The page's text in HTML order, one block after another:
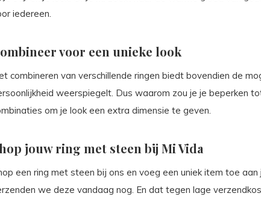
iedereen.
voor een unieke look
combineren van verschillende ringen biedt bovendien de
weerspiegelt. Dus waarom zou je je beperken
om je look een extra dimensie te geven.
jouw ring met steen bij Mi Vida
een ring met steen bij ons en voeg een uniek item toe
we deze vandaag nog. En dat tegen lage